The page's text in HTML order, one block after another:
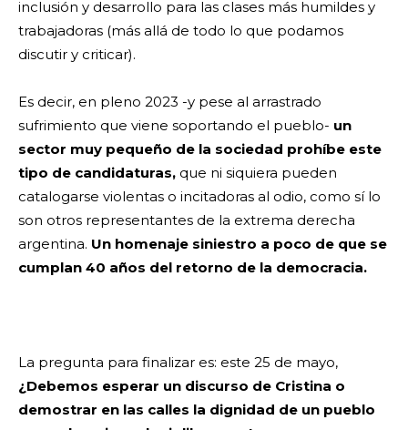
inclusión y desarrollo para las clases más humildes y
trabajadoras (más allá de todo lo que podamos
discutir y criticar).
Es decir, en pleno 2023 -y pese al arrastrado
sufrimiento que viene soportando el pueblo- un
sector muy pequeño de la sociedad prohíbe este
tipo de candidaturas, que ni siquiera pueden
catalogarse violentas o incitadoras al odio, como sí lo
son otros representantes de la extrema derecha
argentina. Un homenaje siniestro a poco de que se
cumplan 40 años del retorno de la democracia.
La pregunta para finalizar es: este 25 de mayo,
¿Debemos esperar un discurso de Cristina o
demostrar en las calles la dignidad de un pueblo